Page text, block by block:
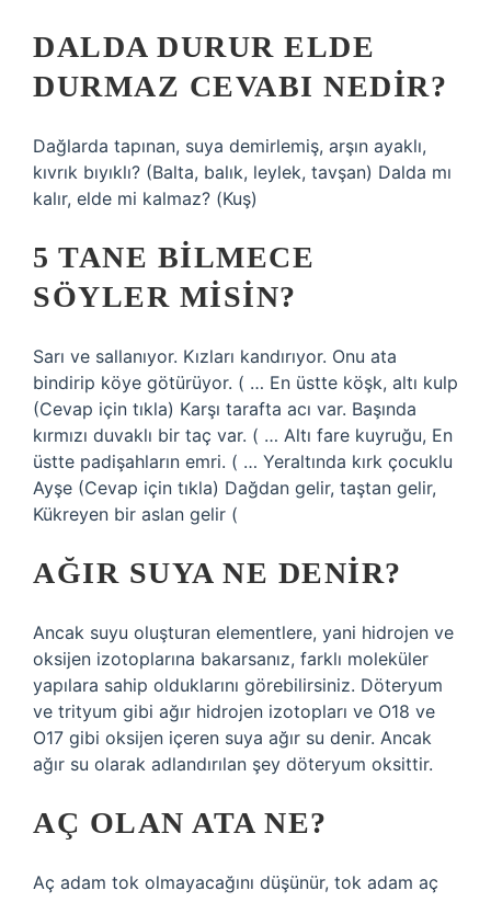
DALDA DURUR ELDE
DURMAZ CEVABI NEDIR?
Dağlarda tapınan, suya demirlemiş, arşın ayaklı,
kıvrık bıyıklı? (Balta, balık, leylek, tavşan) Dalda mı
kalır, elde mi kalmaz? (Kuş)
5 TANE BILMECE
SÖYLER MISIN?
Sarı ve sallanıyor. Kızları kandırıyor. Onu ata
bindirip köye götürüyor. ( … En üstte köşk, altı kulp
(Cevap için tıkla) Karşı tarafta acı var. Başında
kırmızı duvaklı bir taç var. ( … Altı fare kuyruğu, En
üstte padişahların emri. ( … Yeraltında kırk çocuklu
Ayşe (Cevap için tıkla) Dağdan gelir, taştan gelir,
Kükreyen bir aslan gelir (
AĞIR SUYA NE DENIR?
Ancak suyu oluşturan elementlere, yani hidrojen ve
oksijen izotoplarına bakarsanız, farklı moleküler
yapılara sahip olduklarını görebilirsiniz. Döteryum
ve trityum gibi ağır hidrojen izotopları ve O18 ve
O17 gibi oksijen içeren suya ağır su denir. Ancak
ağır su olarak adlandırılan şey döteryum oksittir.
AÇ OLAN ATA NE?
Aç adam tok olmayacağını düşünür, tok adam aç